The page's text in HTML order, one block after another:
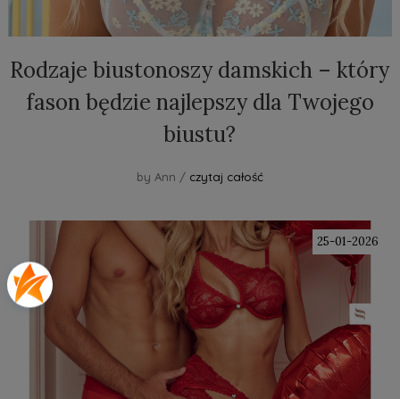
Rodzaje biustonoszy damskich – który
fason będzie najlepszy dla Twojego
biustu?
by Ann / czytaj całość
25-01-2026